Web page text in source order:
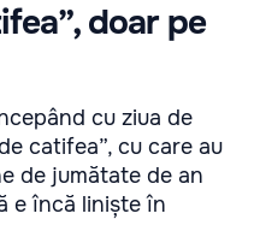
doar pe
cu ziua de
catifea”, cu care au
de jumătate de an
e încă liniște în